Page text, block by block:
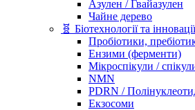
Азулен / Гвайазулен
Чайне дерево
🧬 Біотехнології та інновації
Пробіотики,
Ензими (ферменти)
Мікроспікули /
NMN
PDRN /
Екзосоми